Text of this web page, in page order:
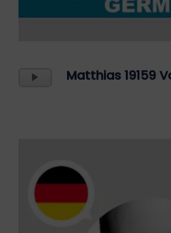
Matthias 19159